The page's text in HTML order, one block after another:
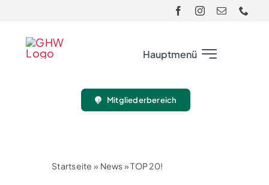
content
Hauptmenü
Mitgliederbereich
Startseite » News»TOP 20!